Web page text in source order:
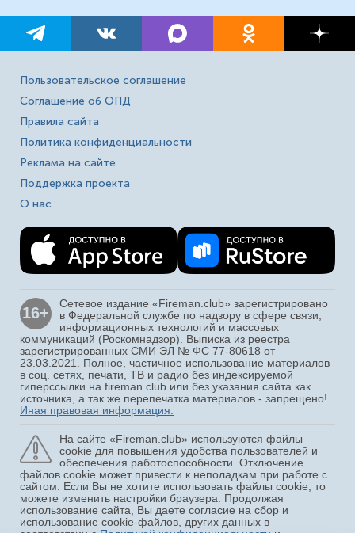
Пользовательское соглашение
Соглашение об ОПД
Правила сайта
Политика конфиденциальности
Реклама на сайте
Поддержка проекта
О нас
16+
Сетевое издание «Fireman.club» зарегистрировано
в Федеральной службе по надзору в сфере связи,
информационных технологий и массовых
коммуникаций (Роскомнадзор). Выписка из реестра
зарегистрированных СМИ ЭЛ № ФС 77-80618 от
23.03.2021. Полное, частичное использование материалов
в соц. сетях, печати, ТВ и радио без индексируемой
гиперссылки на fireman.club или без указания сайта как
источника, а так же перепечатка материалов - запрещено!
Иная правовая информация.
На сайте «Fireman.club» используются файлы
cookie для повышения удобства пользователей и
обеспечения работоспособности. Отключение
файлов cookie может привести к неполадкам при работе с
сайтом. Если Вы не хотите использовать файлы cookie, то
можете изменить настройки браузера. Продолжая
использование сайта, Вы даете согласие на сбор и
использование cookie-файлов, других данных в